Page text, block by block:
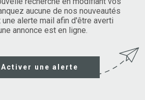
NOS
VENDUS
aucune de nos nouveautés
alerte mail afin d'être averti
annonce est en ligne.
Activer une alerte
Pièces
PIÈCES
RÉFÉRENCE
PLUS DE CRITÈRES
RECHERCHER